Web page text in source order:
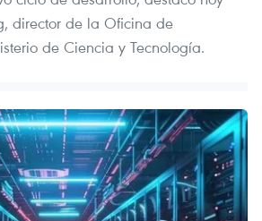
director de la Oficina de
de Ciencia y Tecnología.